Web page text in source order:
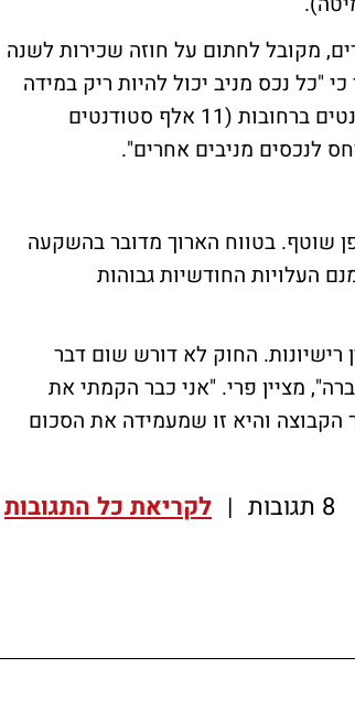
מקובל לחתום על חוזה שכירות לשנה
"כל נכס מניב יכול להיות ריק במידה
ולא נמצאו שוכרים, אולם על בסיס הביקוש הרב לדירות לסטודנטים ברחובות (11 אלף סטודנטים
שוטף. בטווח הארוך מדובר בהשקעה
העלויות החודשיות גבוהות
רישיונות. החוק לא דורש שום דבר
מציין פרי. "אני כבר הקמתי את
הקבוצה והיא זו שמעמידה את הסכום
8 תגובות | לקריאת כל התגובות